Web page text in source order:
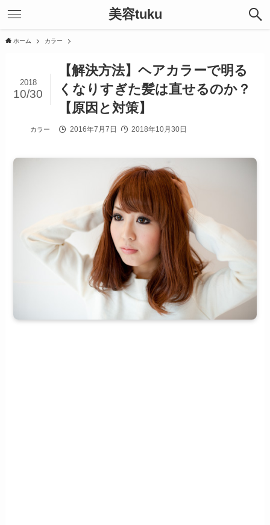
美容tuku
ホーム カラー
【解決方法】ヘアカラーで明る
くなりすぎた髪は直せるのか？
【原因と対策】
2018
10/30
カラー 2016年7月7日 2018年10月30日